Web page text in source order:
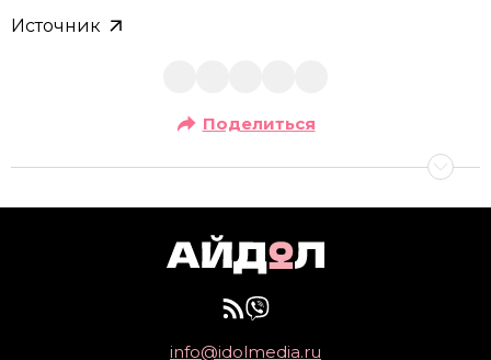
Источник
Поделиться
info@idolmedia.ru